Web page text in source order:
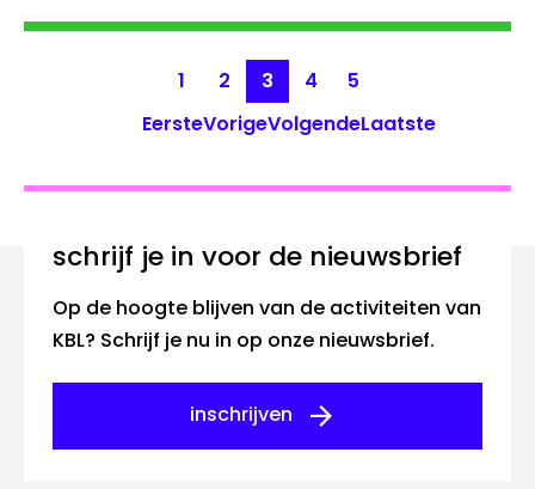
meer
pagina
Eerste
Vorige
pagina
Vorige
Pagina
1 Pagina
2 Pagina
3 Pagina
4 Pagina
5
Volgende
pagina
Volgende
pagina
Laatste
Schrijf je in voor de nieuwsbrief
Op de hoogte blijven van de activiteiten van
KBL? Schrijf je nu in op onze nieuwsbrief.
inschrijven